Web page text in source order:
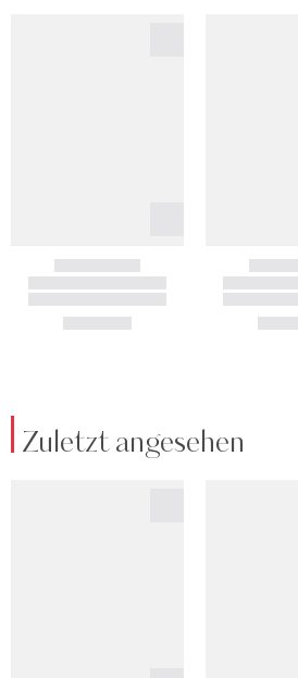
Zuletzt angesehen